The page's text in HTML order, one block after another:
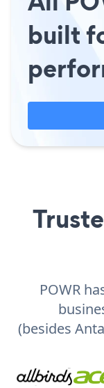
built
POWR
(besides